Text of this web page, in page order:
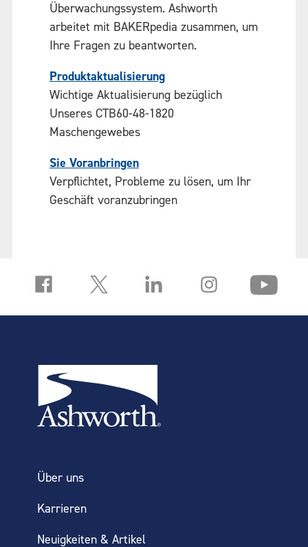
Überwachungssystem. Ashworth
arbeitet mit BAKERpedia zusammen, um
Ihre Fragen zu beantworten.
Produktaktualisierung
Wichtige Aktualisierung bezüglich
Unseres CTB60-48-1820
Maschengewebes
Sie Voranbringen
Verpflichtet, Probleme zu lösen, um Ihr
Geschäft voranzubringen
Über uns
Karrieren
Neuigkeiten & Artikel